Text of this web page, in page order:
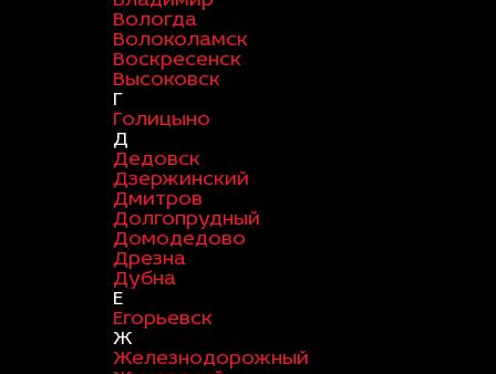
Вологда
Волоколамск
Воскресенск
Высоковск
Г
Голицыно
Д
Дедовск
Дзержинский
Дмитров
Долгопрудный
Домодедово
Дрезна
Дубна
Е
Егорьевск
Ж
Железнодорожный